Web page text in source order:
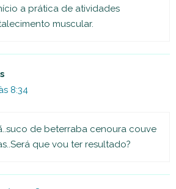
a prática de atividades
muscular.
8:34
de beterraba cenoura couve
que vou ter resultado?